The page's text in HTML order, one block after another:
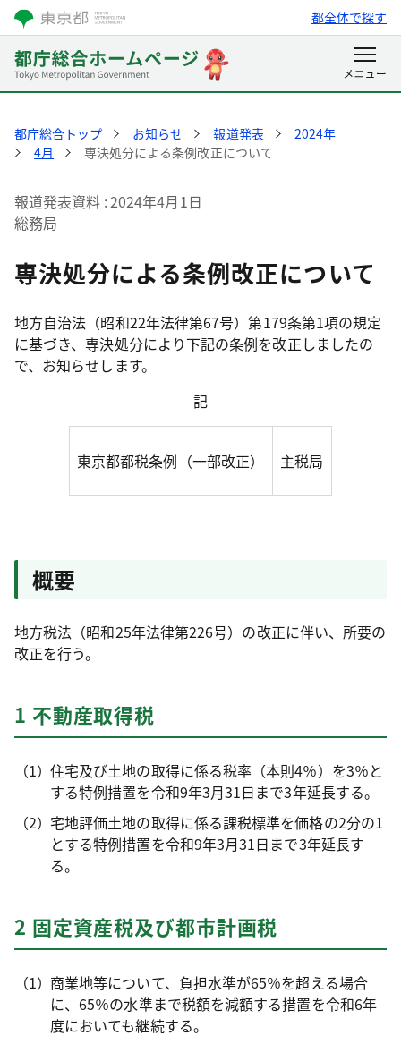
都全体で探す
都庁総合トップ お知らせ 報道発表
2024年
4月
専決処分による条例改正について
報道発表資料 2024年4月1日
総務局
専決処分による条例改正について
地方自治法（昭和22年法律第67号）第179条第1項の規定
に基づき、専決処分により下記の条例を改正しましたの
で、お知らせします。
記
東京都都税条例（一部改正） 主税局
概要
地方税法（昭和25年法律第226号）の改正に伴い、所要の
改正を行う。
1 不動産取得税
住宅及び土地の取得に係る税率（本則4％）を3％と
する特例措置を令和9年3月31日まで3年延長する。
宅地評価土地の取得に係る課税標準を価格の2分の1
とする特例措置を令和9年3月31日まで3年延長す
る。
2 固定資産税及び都市計画税
商業地等について、負担水準が65％を超える場合
に、65％の水準まで税額を減額する措置を令和6年
度においても継続する。